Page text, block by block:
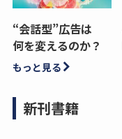
“会話型”広告は
何を変えるのか？
もっと見る
新刊書籍